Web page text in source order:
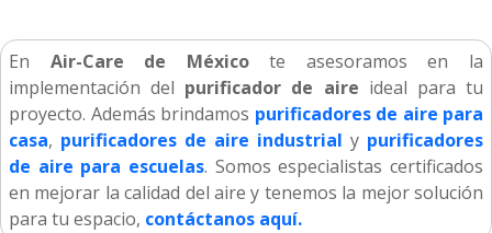
En Air-Care de Méxicote asesoramos en la
implementación del purificador de aire ideal para tu
proyecto. Además brindamos purificadores de aire para
casa, purificadores de aire industrial y purificadores
de aire para escuelas. Somos especialistas certificados
en mejorar la calidad del aire y tenemos la mejor solución
para tu espacio, contáctanos aquí.